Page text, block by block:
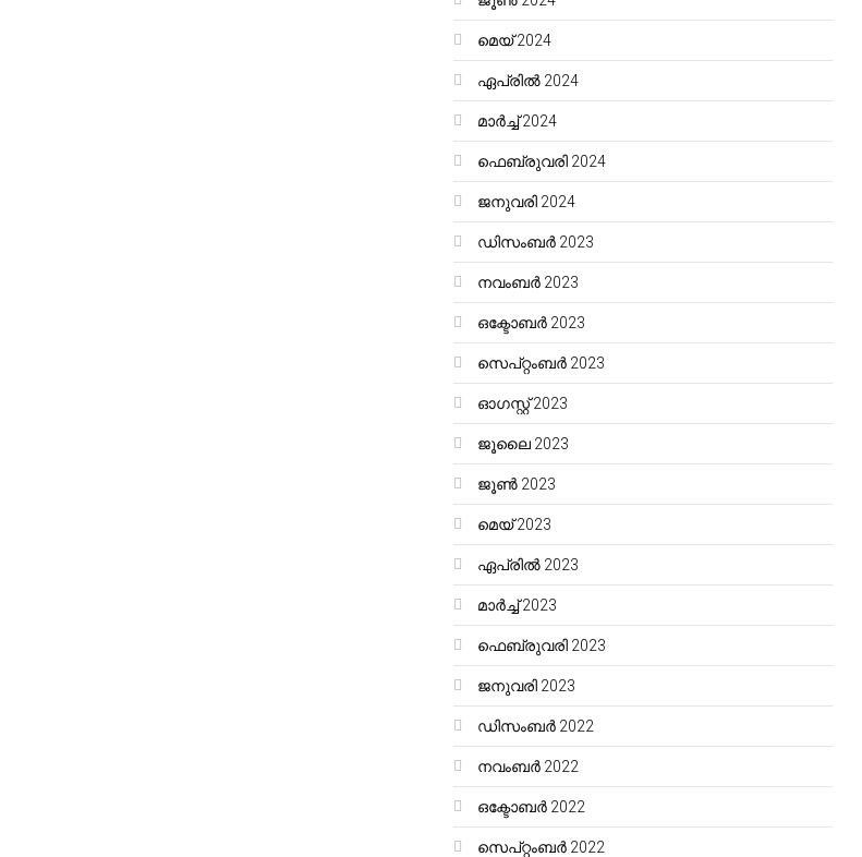
മെയ്‌ 2024
ഏപ്രിൽ 2024
മാർച്ച്‌ 2024
ഫെബ്രുവരി 2024
ജനുവരി 2024
ഡിസംബർ 2023
നവംബർ 2023
ഒക്ടോബർ 2023
സെപ്റ്റംബർ 2023
ഓഗസ്റ്റ്‌ 2023
ജൂലൈ 2023
ജൂൺ 2023
മെയ്‌ 2023
ഏപ്രിൽ 2023
മാർച്ച്‌ 2023
ഫെബ്രുവരി 2023
ജനുവരി 2023
ഡിസംബർ 2022
നവംബർ 2022
ഒക്ടോബർ 2022
സെപ്റ്റംബർ 2022